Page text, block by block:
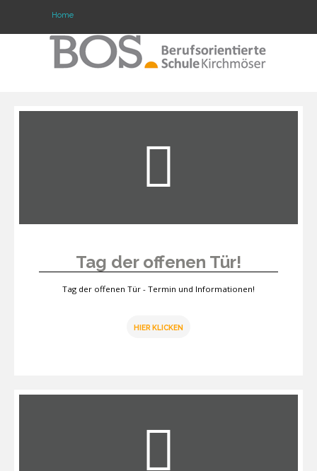
Warning: "continue" targeting switch is equivalent
Home
Tag der offenen Tür!
Tag der offenen Tür - Termin und Informationen!
HIER KLICKEN